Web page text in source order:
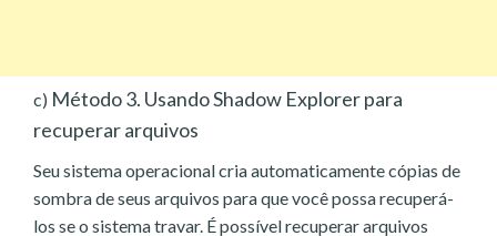
c) Método 3. Usando Shadow Explorer para
recuperar arquivos
Seu sistema operacional cria automaticamente cópias de
sombra de seus arquivos para que você possa recuperá-
los se o sistema travar. É possível recuperar arquivos